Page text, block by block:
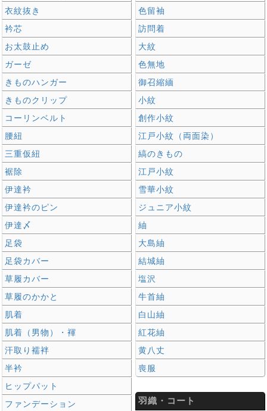
衣紋抜き
衿芯
お太鼓止め
ガーゼ
きものハンガー
きものクリップ
コーリンベルト
腰紐
三重仮紐
裾除
伊達衿
伊達衿のピン
伊達〆
足袋
足袋カバー
草履カバー
草履のかかと
肌着
肌着（男物）・褌
汗取り襦袢
半衿
ヒップパット
ファンデーション
色留袖
訪問着
大紋
色無地
御召縮緬
小紋
創作小紋
江戸小紋（両面染）
縞のきもの
江戸小紋
雪華小紋
ジュニア小紋
紬
大島紬
結城紬
塩沢
牛首紬
白山紬
紅花紬
黄八丈
喪服
羽織・コート